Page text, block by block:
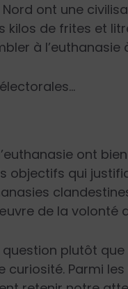
ont une
de frites et
à l’euthanasie
ont
objectifs qui
de la volonté
question plutôt
Parmi